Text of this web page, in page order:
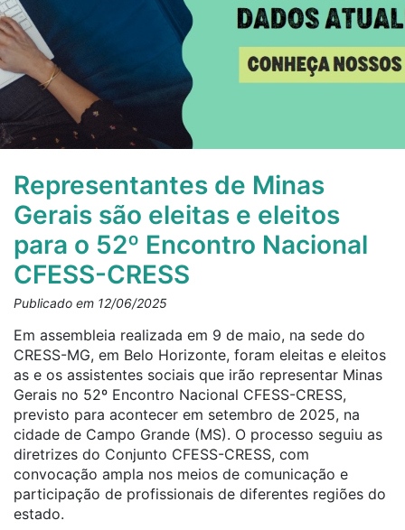
Representantes de Minas
Gerais são eleitas e eleitos
para o 52º Encontro Nacional
CFESS-CRESS
Publicado em 12/06/2025
Em assembleia realizada em 9 de maio, na sede do
CRESS-MG, em Belo Horizonte, foram eleitas e eleitos
as e os assistentes sociais que irão representar Minas
Gerais no 52º Encontro Nacional CFESS-CRESS,
previsto para acontecer em setembro de 2025, na
cidade de Campo Grande (MS). O processo seguiu as
diretrizes do Conjunto CFESS-CRESS, com
convocação ampla nos meios de comunicação e
participação de profissionais de diferentes regiões do
estado.